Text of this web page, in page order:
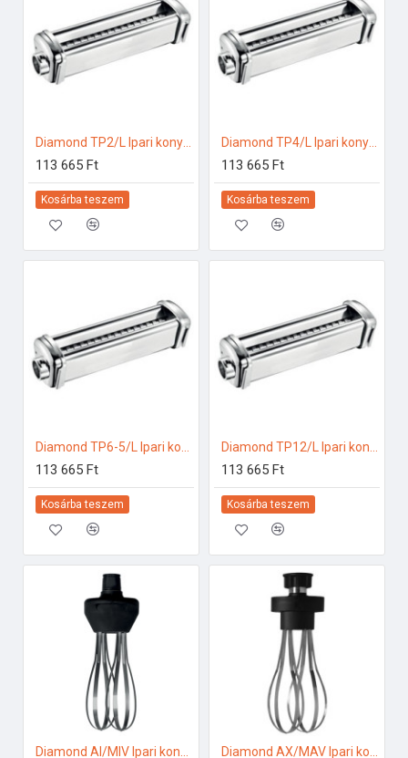
113 665 Ft
Kosárba teszem
Diamond TP4/L Ipari konyhai előkészítés
113 665 Ft
Kosárba teszem
113 665 Ft
Kosárba teszem
113 665 Ft
Kosárba teszem